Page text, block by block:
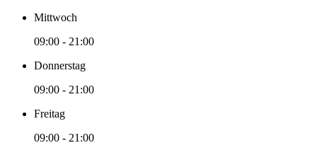
Mittwoch
09:00 - 21:00
Donnerstag
09:00 - 21:00
Freitag
09:00 - 21:00